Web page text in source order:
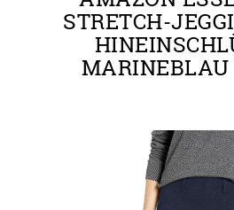
STRETCH-